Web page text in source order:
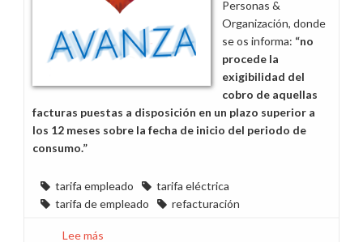
empleados
Personas &
Organización, donde
se os informa: “no
procede la
exigibilidad del
cobro de aquellas
facturas puestas a disposición en un plazo superior a
los 12 meses sobre la fecha de inicio del periodo de
consumo.”
tarifa empleado
tarifa eléctrica
tarifa de empleado
refacturación
Lee más